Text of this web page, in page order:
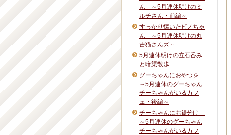
ん ～5月連休明けのミ
ルチさん・前編～
すっかり懐いたピノちゃ
ん ～5月連休明けの丸
吉猫さんズ～
5月連休明けの立石呑み
と暗渠散歩
グーちゃんにおやつを
～5月連休のグーちゃん
チーちゃんがいるカフ
ェ・後編～
チーちゃんにお裾分け
～5月連休のグーちゃん
チーちゃんがいるカフ